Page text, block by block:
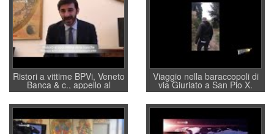
Ristori a vittime BPVi, Veneto
Banca & c., appello al
sottosegretario Alessio
Villarosa: per mettere ordine
convochi con Di Maio CNCU
a supporto della cabina di
regia al Mef
Viaggio nella baraccopoli di
via Giuriato a San Pio X.
Vicenza ai Vicentini: “faremo
un regalo di Natale ai
residenti”